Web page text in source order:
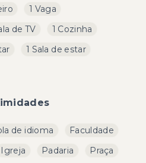
1 Vaga
de TV
1 Cozinha
1 Sala de estar
de idioma
Faculdade
Igreja Padaria
Praça